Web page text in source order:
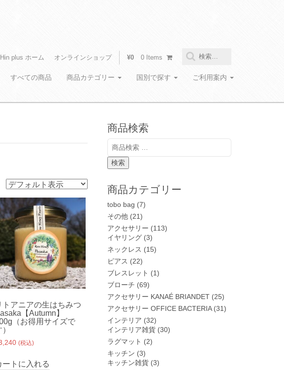
Hin plus ホーム オンラインショップ
検
索
¥0 0 Items
すべての商品 商品カテゴリー 国別で探す ご利用案内
トアニアの生はちみつ
【Autumn】
（お得用サイズで
(税込)
ートに入れる
商品検索
検
索
対
象:
検索
商品カテゴリー
tobo bag (7)
その他 (21)
アクセサリー (113)
イヤリング (3)
ネックレス (15)
ピアス (22)
ブレスレット (1)
ブローチ (69)
アクセサリー KANAÉ BRIANDET (25)
アクセサリー OFFICE BACTERIA (31)
インテリア (32)
インテリア雑貨 (30)
ラグマット (2)
キッチン (3)
キッチン雑貨 (3)